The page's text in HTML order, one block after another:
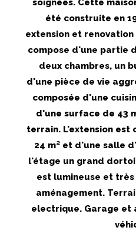
été construite en
extension et renovation
compose d'une partie
deux chambres, un
d'une pièce de vie
composée d'une
d'une surface de 43
terrain. L'extension est
24 m² et d'une salle
l'étage un grand
est lumineuse et
aménagement.
electrique. Garage et